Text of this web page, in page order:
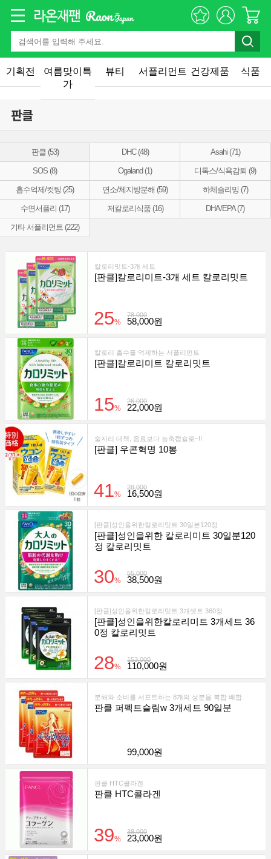
기획전
여름맞이특
가
뷰티 서플리먼트 건강제품 식품
판클
판클 (53) DHC (48) Asahi (71)
SOS (8) Ogaland (1) 디톡스/식욕감퇴 (9)
흡수억제/컷팅 (25) 연소/체지방분해 (59) 하체슬리밍 (7)
수면서플리 (17) 저칼로리식품 (16) DHA/EPA (7)
기타 서플리먼트 (222)
칼로리밋트-3개 세트
[판클]칼로리미트-3개 세트 칼로리밋트
78,000
25% 58,000원
칼로리 흡수를 억제하는 서플리먼트
[판클]칼로리미트 칼로리밋트
26,000
15% 22,000원
술자리 대책, 음료보다 농축캡슐로~!!
[판클] 우콘혁명 10봉
28,000
41% 16,500원
[판클]성인을위한칼로리밋트 30일분120정
[판클]성인을위한 칼로리미트 30일분120
정 칼로리밋트
55,000
30% 38,500원
[판클]성인을위한칼로리밋트 3개셋트 360정
[판클]성인을위한칼로리미트 3개세트 36
0정 칼로리밋트
153,000
28% 110,000원
분해와 소비를 서포트하는 8개의 성분을 복합 배합.
판클 퍼펙트슬림w 3개세트 90일분
99,000원
판클 HTC콜라겐
판클 HTC콜라겐
38,000
39% 23,000원